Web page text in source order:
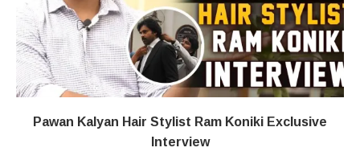
Pawan Kalyan Hair Stylist Ram Koniki Exclusive
Interview